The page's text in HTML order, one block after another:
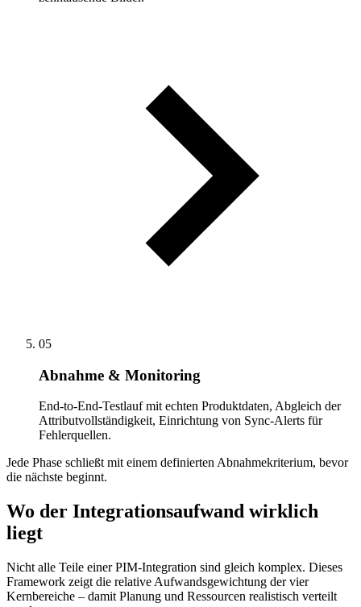
05
Abnahme & Monitoring
End-to-End-Testlauf mit echten Produktdaten, Abgleich der
Attributvollständigkeit, Einrichtung von Sync-Alerts für
Fehlerquellen.
Jede Phase schließt mit einem definierten Abnahmekriterium, bevor
die nächste beginnt.
Wo der Integrationsaufwand wirklich
liegt
Nicht alle Teile einer PIM-Integration sind gleich komplex. Dieses
Framework zeigt die relative Aufwandsgewichtung der vier
Kernbereiche – damit Planung und Ressourcen realistisch verteilt